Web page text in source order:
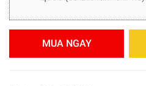
MUA NGAY